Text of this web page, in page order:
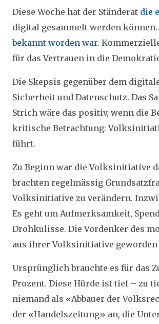
Diese Woche hat der Ständerat die
digital gesammelt werden
bekannt worden war.
für das Vertrauen in die
Die Skepsis gegenüber dem
Sicherheit und Datenschutz. Das
Strich wäre das positiv, wenn die
kritische Betrachtung:
führt.
Zu Beginn war die Volksinitiative
brachten regelmässig
Volksinitiative zu verändern.
Es geht um Aufmerksamkeit,
Drohkulisse. Die Vordenker des
aus ihrer Volksinitiative geworden
Ursprünglich brauchte es für das
Prozent. Diese Hürde ist tief – zu
niemand als «Abbauer der
der «Handelszeitung» an, die